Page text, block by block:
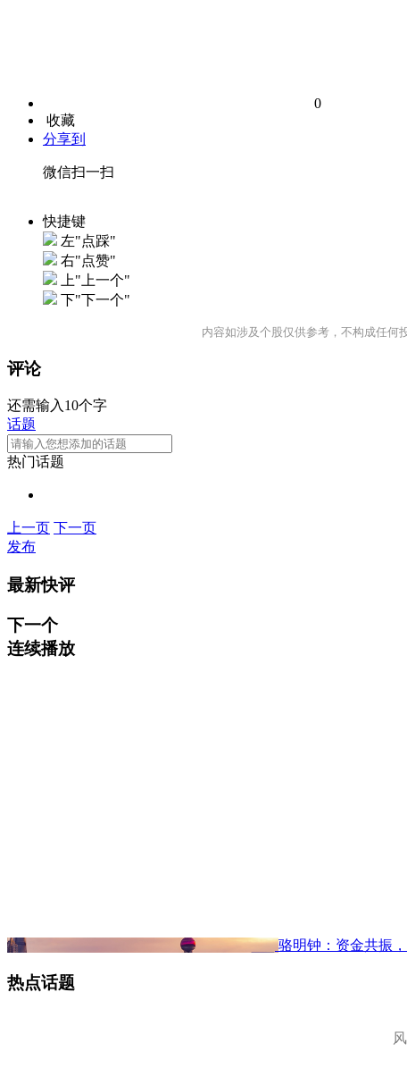
0
收藏
分享到
微信扫一扫
快捷键
左"点踩"
右"点赞"
上"上一个"
下"下一个"
内容如涉及个股仅供参考，不构成任何
评论
还需输入10个字
话题
热门话题
上一页 下一页
发布
最新快评
下一个
连续播放
骆明钟：资金共振
热点话题